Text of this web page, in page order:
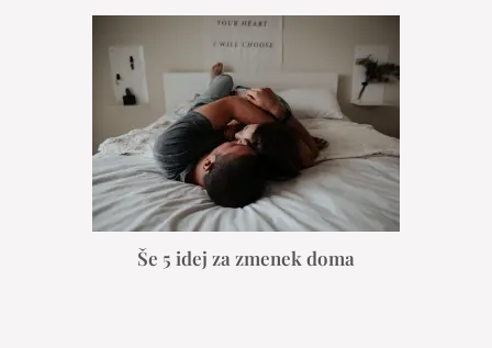
Še 5 idej za zmenek doma